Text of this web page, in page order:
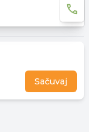
Sačuvaj